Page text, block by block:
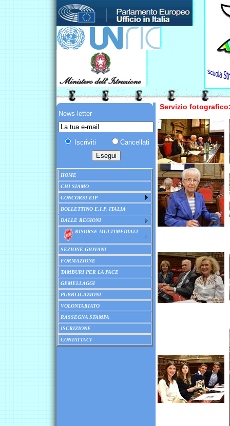
News-letter
Iscriviti Cancellati
HOME
CHI SIAMO
CONCORSI EIP
BOLLETTINO E.I.P. ITALIA
DALLE REGIONI
RISORSE MULTIMEDIALI
SEZIONE GIOVANI
FORMAZIONE
TAMBURI PER LA PACE
GEMELLAGGI
PUBBLICAZIONI
VOLONTARIATO
RASSEGNA STAMPA
ISCRIZIONE
CONTATTACI
Servizio